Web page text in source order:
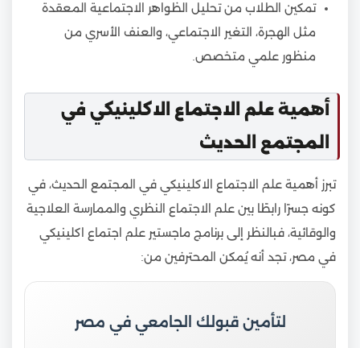
تمكين الطلاب من تحليل الظواهر الاجتماعية المعقدة
مثل الهجرة، التغير الاجتماعي، والعنف الأسري من
منظور علمي متخصص.
أهمية علم الاجتماع الاكلينيكي في
المجتمع الحديث
تبرز أهمية علم الاجتماع الاكلينيكي في المجتمع الحديث، في
كونه جسرًا رابطًا بين علم الاجتماع النظري والممارسة العلاجية
والوقائية، فبالنظر إلى برنامج ماجستير علم اجتماع اكلينيكي
في مصر، تجد أنه يُمكن المحترفين من:
لتأمين قبولك الجامعي في مصر